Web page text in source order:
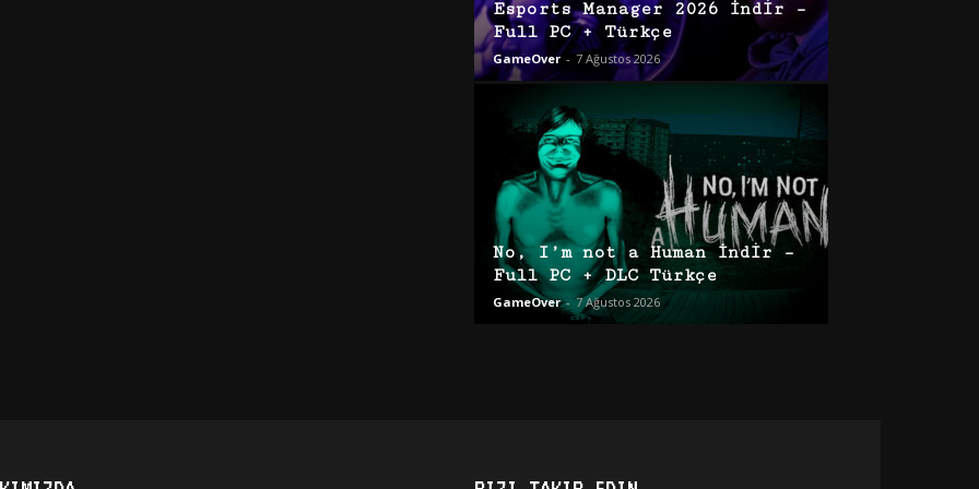
Esports Manager 2026 İndir –
Full PC + Türkçe
GameOver - 7 Ağustos 2026
No, I’m not a Human İndir –
Full PC + DLC Türkçe
GameOver - 7 Ağustos 2026